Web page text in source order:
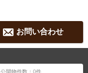
お問い合わせ
公開物件数：0件